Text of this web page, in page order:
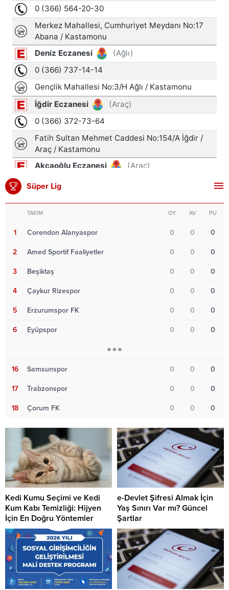
Süper Lig
TAKIM OY AV PU
1 Corendon Alanyaspor 0 0 0
2 Amed Sportif Faaliyetler 0 0 0
3 Beşiktaş 0 0 0
4 Çaykur Rizespor 0 0 0
5 Erzurumspor FK 0 0 0
6 Eyüpspor 0 0 0
16 Samsunspor 0 0 0
17 Trabzonspor 0 0 0
18 Çorum FK 0 0 0
Kedi Kumu Seçimi ve Kedi
Kum Kabı Temizliği: Hijyen
İçin En Doğru Yöntemler
e-Devlet Şifresi Almak İçin
Yaş Sınırı Var mı? Güncel
Şartlar